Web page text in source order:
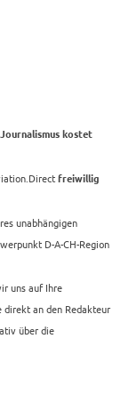
kostet
freiwillig
unabhängigen
D-A-CH-Region
uns auf Ihre
an den Redakteur
über die